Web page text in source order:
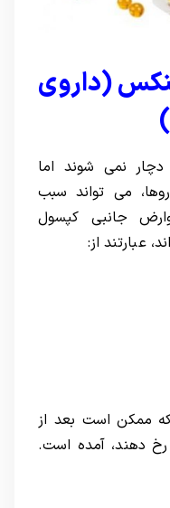
(داروی
نمی شوند اما
می تواند سبب
جانبی کپسول
عبارتند از:
ممکن است بعد از
استفاده از کپسول Rowatinex رخ دهند، آمده است.